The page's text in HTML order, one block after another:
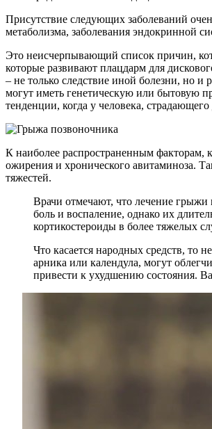
Присутствие следующих заболеваний
метаболизма, заболевания эндокринной
Это неисчерпывающий список причин,
которые развивают плацдарм для
– не только следствие иной болезни, но
могут иметь генетическую или бытовую
тенденции, когда у человека,
К наиболее распространенным факторам,
ожирения и хронического авитаминоза.
тяжестей.
Врачи отмечают, что лечение грыжи
боль и воспаление, однако их
кортикостероиды в более тяжелых
Что касается народных средств, то
арника или календула, могут
привести к ухудшению состояния.